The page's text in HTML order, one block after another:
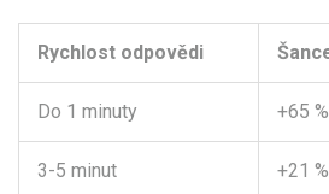
Rychlost odpovědi
Do 1 minuty +65
3-5 minut +21